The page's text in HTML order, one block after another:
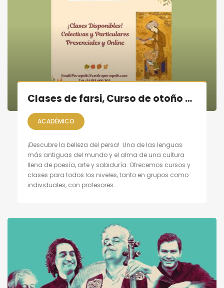
Clases de farsi, Curso de otoño 2025
ACADÉMICO
¡Descubre la belleza del persa! Una de las lenguas
más antiguas del mundo y el alma de una cultura
llena de poesía, arte y sabiduría. Ofrecemos cursos y
clases para todos los niveles, tanto en grupos como
individuales, con profesores...